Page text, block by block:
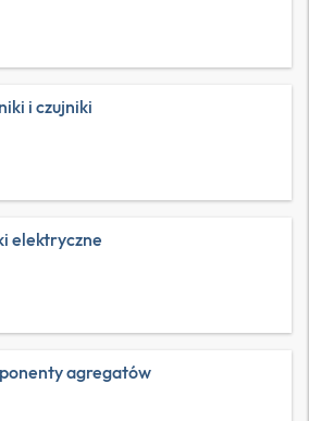
i czujniki
elektryczne
agregatów